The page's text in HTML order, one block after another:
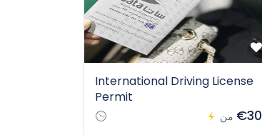
International Driving License
Permit
من €30